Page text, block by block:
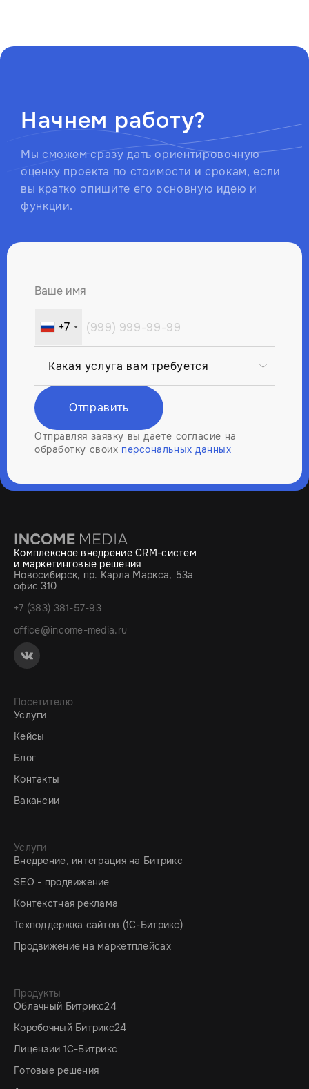
Начнем работу?
Мы сможем сразу дать ориентировочную
оценку проекта по стоимости и срокам, если
вы кратко опишите его основную идею и
функции.
Ваше имя
Russia
+7
+7
Отправить
Отправляя заявку вы даете согласие на
обработку своих персональных данных
Комплексное внедрение CRM-систем
и маркетинговые решения
Новосибирск, пр. Карла Маркса, 53а
офис 310
+7 (383) 381-57-93
office@income-media.ru
Услуги
Внедрение, интеграция на Битрикс
SEO - продвижение
Контекстная реклама
Техподдержка сайтов (1C-Битрикс)
Продвижение на маркетплейсах
Продукты
Облачный Битрикс24
Коробочный Битрикс24
Лицензии 1С-Битрикс
Готовые решения
Посетителю
Услуги
Кейсы
Блог
Контакты
Вакансии